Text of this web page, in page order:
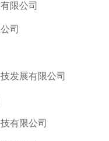
限公司
司
发展有限公司
有限公司